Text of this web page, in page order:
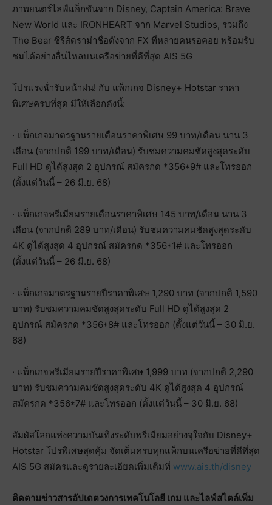
ภาพยนตร์ไลฟ์แอ็กชันจาก Disney, Captain America: Brave
New World และ IRONHEART จาก Marvel Studios, รวมถึง
The Bear ซีรีส์ดราม่าชื่อดังจาก FX ที่หลายคนรอคอย พร้อมรับ
ชมได้อย่างลื่นไหลบนเครือข่ายที่ดีที่สุด AIS 5G
โปรแรงฉ่ำรับหน้าฝน! กับ แพ็กเกจ Disney+ Hotstar ราคา
พิเศษครบที่สุด มีให้เลือกดังนี้:
· แพ็กเกจมาตรฐานรายเดือนราคาพิเศษ 99 บาท/เดือน นาน 3
เดือน (จากปกติ 199 บาท/เดือน) รับชมความคมชัดสูงสุดระดับ
Full HD ดูได้สูงสุด 2 อุปกรณ์ สมัครกด *356*9# และโทรออก
(ตั้งแต่วันนี้ – 26 มิ.ย. 68)
· แพ็กเกจพรีเมียมรายเดือนราคาพิเศษ 145 บาท/เดือน นาน 3
เดือน (จากปกติ 289 บาท/เดือน) รับชมความคมชัดสูงสุดระดับ
4K ดูได้สูงสุด 4 อุปกรณ์ สมัครกด *356*1# และโทรออก
(ตั้งแต่วันนี้ – 26 มิ.ย. 68)
· แพ็กเกจมาตรฐานรายปีราคาพิเศษ 1,290 บาท (จากปกติ 1,590
บาท) รับชมความคมชัดสูงสุดระดับ Full HD ดูได้สูงสุด 2
อุปกรณ์ สมัครกด *356*8# และโทรออก (ตั้งแต่วันนี้ – 30 มิ.ย.
68)
· แพ็กเกจพรีเมียมรายปีราคาพิเศษ 1,999 บาท (จากปกติ 2,290
บาท) รับชมความคมชัดสูงสุดระดับ 4K ดูได้สูงสุด 4 อุปกรณ์
สมัครกด *356*7# และโทรออก (ตั้งแต่วันนี้ – 30 มิ.ย. 68)
สัมผัสโลกแห่งความบันเทิงระดับพรีเมียมอย่างจุใจกับ Disney+
Hotstar โปรพิเศษสุดคุ้ม จัดเต็มครบทุกแพ็กบนเครือข่ายที่ดีที่สุด
AIS 5G สมัครและดูรายละเอียดเพิ่มเติมที่ www.ais.th/disney
ติดตามข่าวสารอัปเดตวงการเทคโนโลยี เกม และไลฟ์สไตล์เพิ่ม